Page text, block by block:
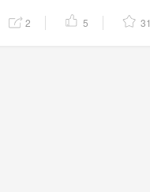
2 5 31